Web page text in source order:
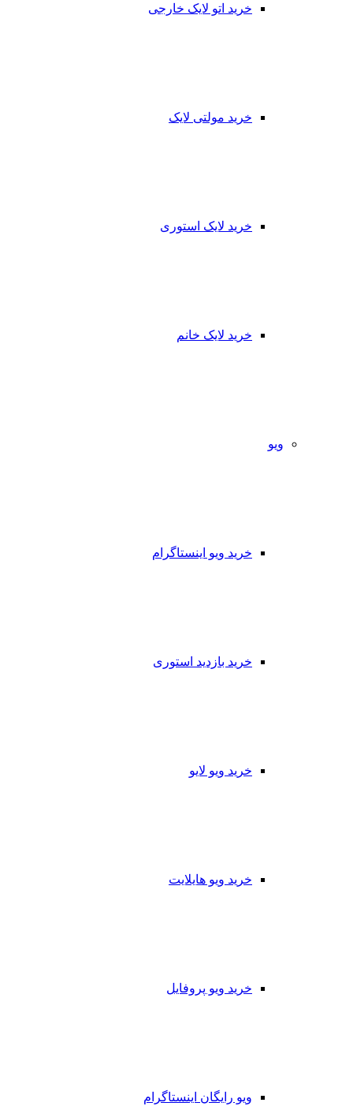
خرید اتو لایک خارجی
خرید مولتی لایک
خرید لایک استوری
خرید لایک خانم
ویو
خرید ویو اینستاگرام
خرید بازدید استوری
خرید ویو لایو
خرید ویو هایلایت
خرید ویو پروفایل
ویو رایگان اینستاگرام